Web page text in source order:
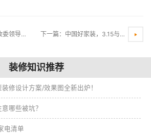
上一篇：杭州市发改委领导一行莅临铭品装饰公司指导防疫复工工作 下一篇：中国好家装，3.15与你相遇，装修更省心！
装修知识推荐
修设计方案/效果图全新出炉！
哪些被坑？
电清单